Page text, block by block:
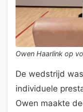
Owen Haarlink op
De wedstrijd
individuele
Owen maakte